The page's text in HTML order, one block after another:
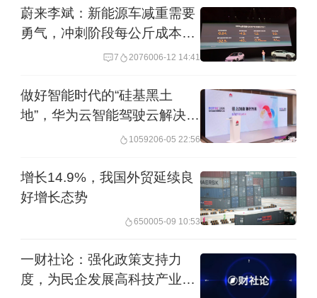
蔚来李斌：新能源车减重需要
勇气，冲刺阶段每公斤成本约
7 2076006-12 14:41
做好智能时代的“硅基黑土
地”，华为云智能驾驶云解决方
1059206-05 22:56
增长14.9%，我国外贸延续良
好增长态势
650005-09 10:53
一财社论：强化政策支持力
度，为民企发展高科技产业拓